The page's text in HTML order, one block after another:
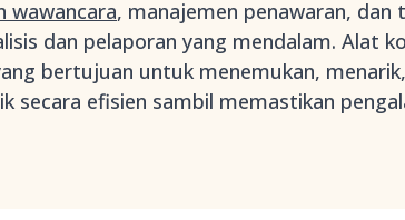
wawancara, manajemen penawaran, dan
dan pelaporan yang mendalam. Alat
bertujuan untuk menemukan,
secara efisien sambil memastikan